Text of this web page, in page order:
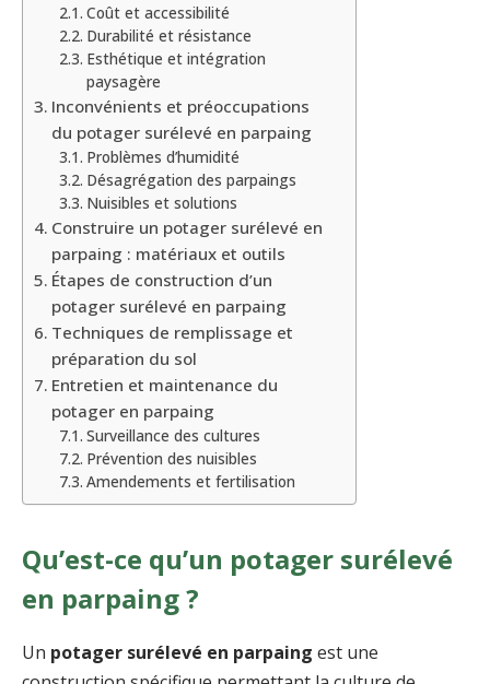
Coût et accessibilité
Durabilité et résistance
Esthétique et intégration
paysagère
Inconvénients et préoccupations
du potager surélevé en parpaing
Problèmes d’humidité
Désagrégation des parpaings
Nuisibles et solutions
Construire un potager surélevé en
parpaing : matériaux et outils
Étapes de construction d’un
potager surélevé en parpaing
Techniques de remplissage et
préparation du sol
Entretien et maintenance du
potager en parpaing
Surveillance des cultures
Prévention des nuisibles
Amendements et fertilisation
Qu’est-ce qu’un potager surélevé
en parpaing ?
Un potager surélevé en parpaing est une